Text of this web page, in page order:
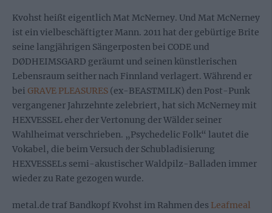
Kvohst heißt eigentlich Mat McNerney. Und Mat McNerney
ist ein vielbeschäftigter Mann. 2011 hat der gebürtige Brite
seine langjährigen Sängerposten bei CODE und
DØDHEIMSGARD geräumt und seinen künstlerischen
Lebensraum seither nach Finnland verlagert. Während er
bei GRAVE PLEASURES (ex-BEASTMILK) den Post-Punk
vergangener Jahrzehnte zelebriert, hat sich McNerney mit
HEXVESSEL eher der Vertonung der Wälder seiner
Wahlheimat verschrieben. „Psychedelic Folk“ lautet die
Vokabel, die beim Versuch der Schubladisierung
HEXVESSELs semi-akustischer Waldpilz-Balladen immer
wieder zu Rate gezogen wurde.
metal.de traf Bandkopf Kvohst im Rahmen des Leafmeal